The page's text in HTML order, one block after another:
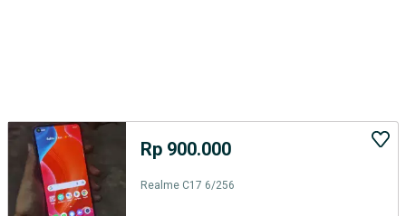
Rp 900.000
Realme C17 6/256